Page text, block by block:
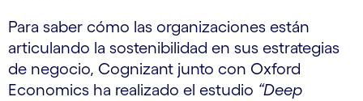
Para saber cómo las organizaciones están
articulando la sostenibilidad en sus estrategias
de negocio, Cognizant junto con Oxford
Economics ha realizado el estudio “Deep